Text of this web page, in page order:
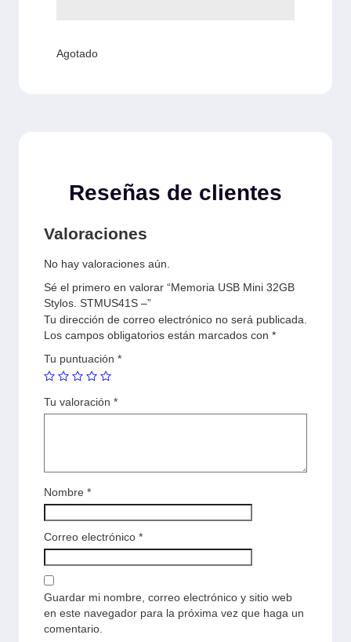
Agotado
Reseñas de clientes
Valoraciones
No hay valoraciones aún.
Sé el primero en valorar “Memoria USB Mini 32GB
Stylos. STMUS41S –”
Tu dirección de correo electrónico no será publicada.
Los campos obligatorios están marcados con *
Tu puntuación *
Tu valoración *
Nombre *
Correo electrónico *
Guardar mi nombre, correo electrónico y sitio web
en este navegador para la próxima vez que haga un
comentario.